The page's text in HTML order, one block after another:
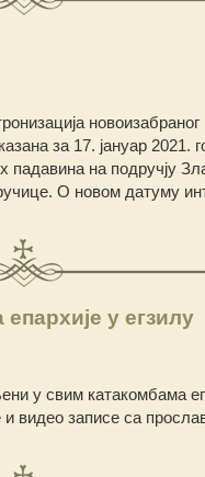
за 17. јануар
на подручју
О новом датуму
у егзилу
у свим катакомбама
видео записе са